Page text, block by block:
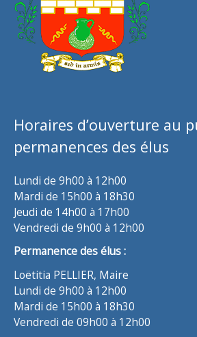
Horaires d’ouverture au
permanences des élus
Lundi de 9h00 à 12h00
Mardi de 15h00 à 18h30
Jeudi de 14h00 à 17h00
Vendredi de 9h00 à 12h00
Permanence des élus :
Loëtitia PELLIER, Maire
Lundi de 9h00 à 12h00
Mardi de 15h00 à 18h30
Vendredi de 09h00 à 12h00